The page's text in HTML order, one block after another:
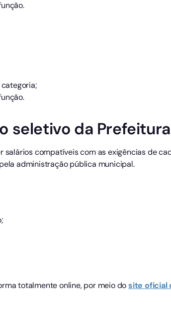
seletivo da
compatíveis com as exigências de
administração pública municipal.
totalmente online, por meio dosite oficial